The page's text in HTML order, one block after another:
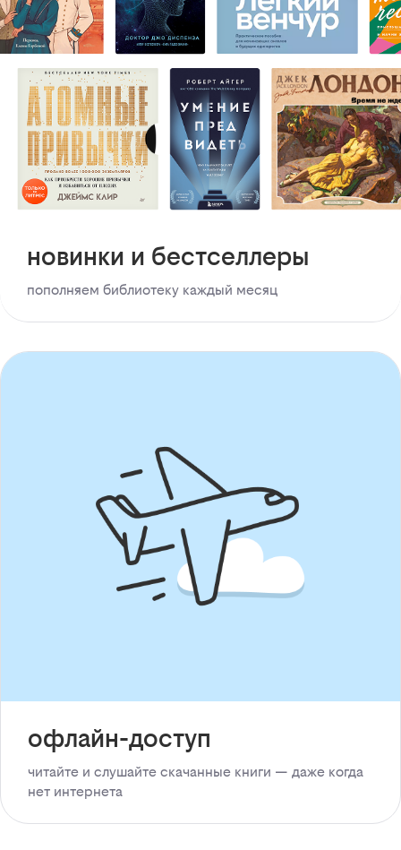
новинки и бестселлеры
пополняем библиотеку каждый месяц
офлайн-доступ
читайте и слушайте скачанные книги — даже когда
нет интернета